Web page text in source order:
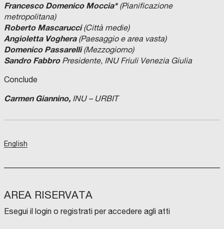
Francesco Domenico Moccia*(Pianificazione
metropolitana)
Roberto Mascarucci(Città medie)
Angioletta Voghera(Paesaggio e area vasta)
Domenico Passarelli(Mezzogiorno)
Sandro FabbroPresidente, INU Friuli Venezia Giulia
Conclude
Carmen Giannino, INU – URBIT
English
AREA RISERVATA
Esegui il login o registrati per accedere agli atti